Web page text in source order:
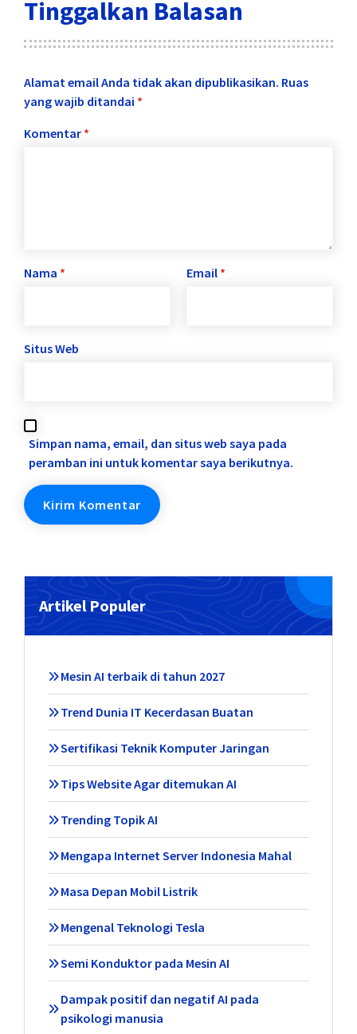
Tinggalkan Balasan
Alamat email Anda tidak akan dipublikasikan. Ruas
yang wajib ditandai *
Komentar *
Nama * Email *
Situs Web
Simpan nama, email, dan situs web saya pada
peramban ini untuk komentar saya berikutnya.
Artikel Populer
Mesin AI terbaik di tahun 2027
Trend Dunia IT Kecerdasan Buatan
Sertifikasi Teknik Komputer Jaringan
Tips Website Agar ditemukan AI
Trending Topik AI
Mengapa Internet Server Indonesia Mahal
Masa Depan Mobil Listrik
Mengenal Teknologi Tesla
Semi Konduktor pada Mesin AI
Dampak positif dan negatif AI pada
psikologi manusia